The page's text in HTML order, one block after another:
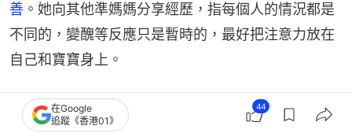
善 。她向其他準媽媽分享經歷，指每個人的情況都是
不同的，變醜等反應只是暫時的，最好把注意力放在
自己和寶寶身上。
28歲美女懷孕容貌變阿婆！激似60歲老婦 她崩潰︰
照鏡認唔到自己
在Google
追蹤《香港01》
44